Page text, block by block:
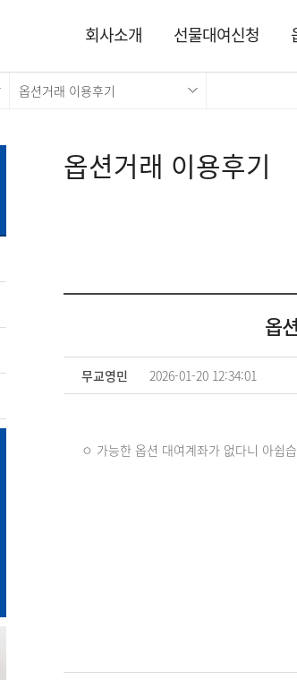
회사소개 선물대여신청
옵션거래 이용후기
옵션거래 이용후기
옵
무교영민 2026-01-20 12:34:01
ㅇ 가능한 옵션 대여계좌가 없다니 아쉽